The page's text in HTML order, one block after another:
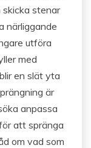
skicka stenar
närliggande
utföra
med
en slät yta
är
anpassa
att spränga
om vad som